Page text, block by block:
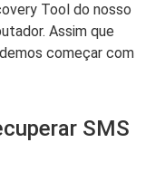
Tool do nosso
Assim que
começar com
SMS